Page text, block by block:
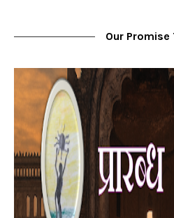
Our Promise